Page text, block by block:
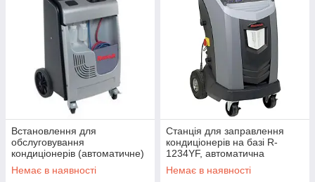
Встановлення для
обслуговування
кондиціонерів (автоматичне)
з принтером ROBINAIR
AC1234-3P
Немає в наявності
Станція для заправлення
кондиціонерів на базі R-
1234YF, автоматична
ROBINAIR AC1X34-3
Немає в наявності